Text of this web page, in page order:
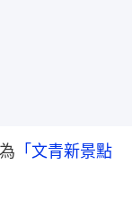
「文青新景點